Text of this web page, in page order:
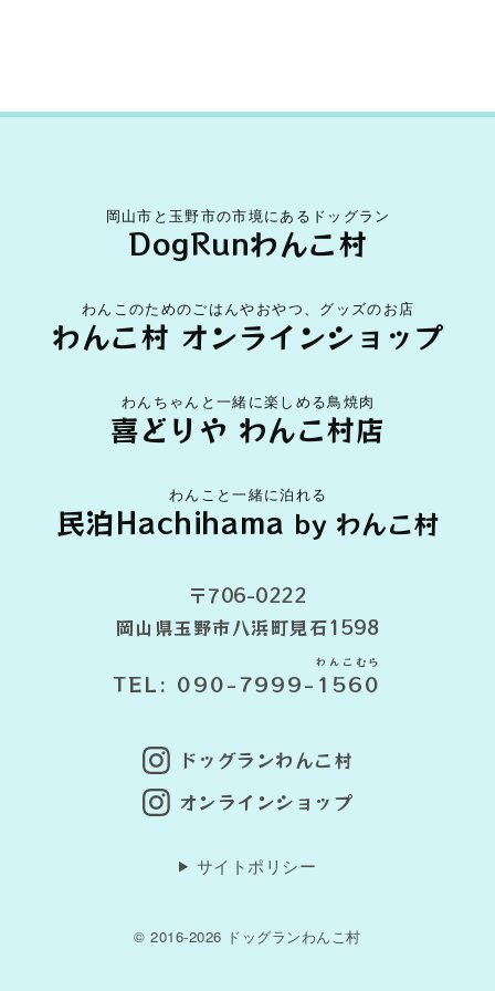
岡山市と玉野市の市境にあるドッグラン
DogRunわんこ村
わんこのためのごはんやおやつ、グッズのお店
わんこ村 オンラインショップ
わんちゃんと一緒に楽しめる鳥焼肉
喜どりや わんこ村店
わんこと一緒に泊れる
民泊Hachihama by わんこ村
〒706-0222
岡山県玉野市八浜町見石1598
TEL: 090-7999- 1560
わんこむら
ドッグランわんこ村
オンラインショップ
サイトポリシー
© 2016-2026 ドッグランわんこ村